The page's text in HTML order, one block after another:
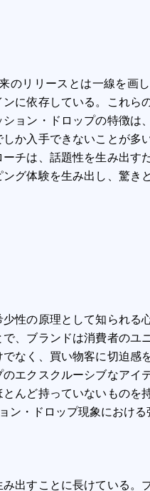
のリリースとは一線を画
に依存している。これら
ョン・ドロップの特徴は
か入手できないことが多
チは、話題性を生み出す
グ体験を生み出し、驚き
性の原理として知られる
、ブランドは消費者のユ
なく、買い物客に切迫感
エクスクルーシブなアイ
んど持っていないものを
・ドロップ現象における
出すことに長けている。